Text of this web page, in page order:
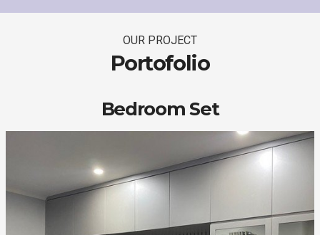
OUR PROJECT
Portofolio
Bedroom Set